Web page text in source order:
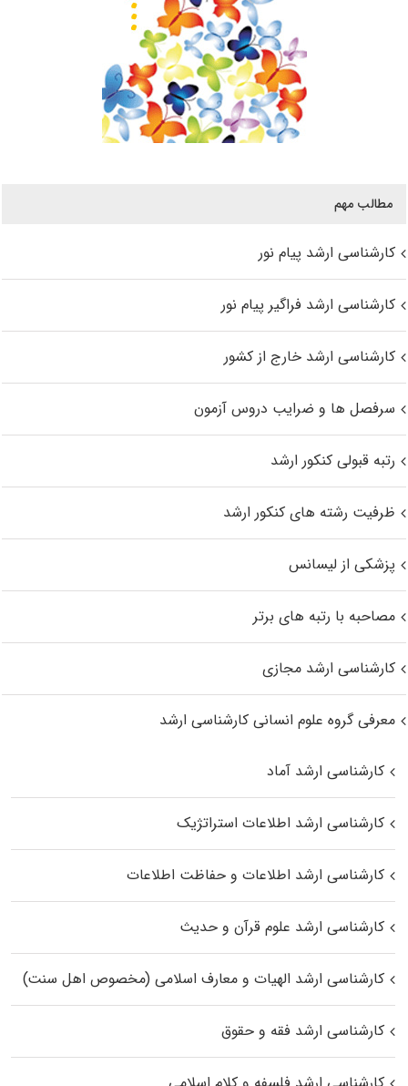
مطالب مهم
کارشناسی ارشد پیام نور
کارشناسی ارشد فراگیر پیام نور
کارشناسی ارشد خارج از کشور
سرفصل ها و ضرایب دروس آزمون
رتبه قبولی کنکور ارشد
ظرفیت رشته های کنکور ارشد
پزشکی از لیسانس
مصاحبه با رتبه های برتر
کارشناسی ارشد مجازی
معرفی گروه علوم انسانی کارشناسی ارشد
کارشناسی ارشد آماد
کارشناسی ارشد اطلاعات استراتژیک
کارشناسی ارشد اطلاعات و حفاظت اطلاعات
کارشناسی ارشد علوم قرآن و حدیث
کارشناسی ارشد الهیات و معارف اسلامی (مخصوص اهل سنت)
کارشناسی ارشد فقه و حقوق